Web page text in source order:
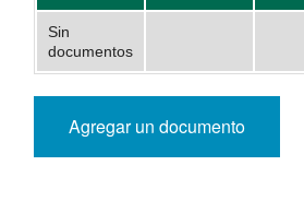
Sin
documentos
Agregar un documento